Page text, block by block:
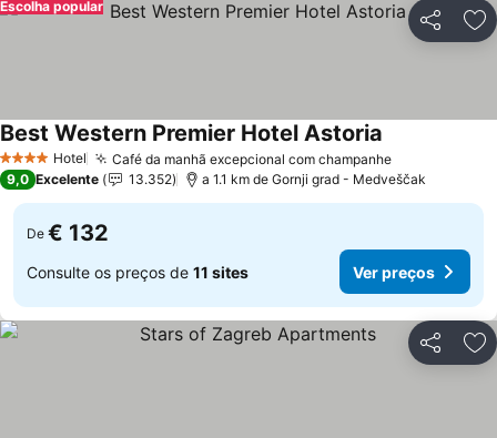
Partilhar
Escolha popular
4 EstrelasHotel Café da manhã excepcional com champanhe
Best Western Premier Hotel Astoria
9,0 Excelente 13.352 a 1.1 km de Gornji grad - Medveščak
De € 132
Consulte os preços de 11 sites Ver preços
Partilhar